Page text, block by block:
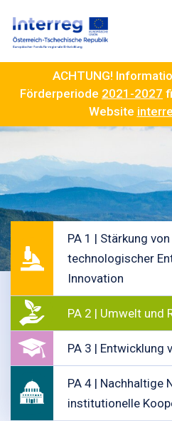
ACHTUNG!
Förderperiode 2021-2027
Website
PA 1 | Stärkung
technologischer
Innovation
PA 2 | Umwelt und
PA 3 | Entwicklung
PA 4 | Nachhaltige
institutionelle